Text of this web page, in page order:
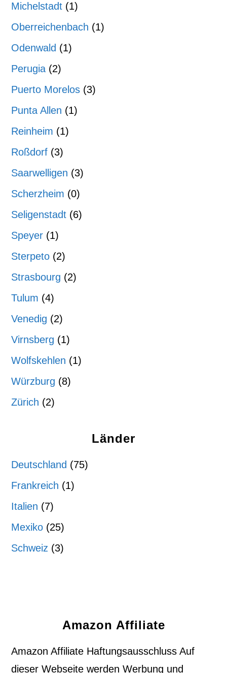
Michelstadt (1)
Oberreichenbach (1)
Odenwald (1)
Perugia (2)
Puerto Morelos (3)
Punta Allen (1)
Reinheim (1)
Roßdorf (3)
Saarwelligen (3)
Scherzheim (0)
Seligenstadt (6)
Speyer (1)
Sterpeto (2)
Strasbourg (2)
Tulum (4)
Venedig (2)
Virnsberg (1)
Wolfskehlen (1)
Würzburg (8)
Zürich (2)
Länder
Deutschland (75)
Frankreich (1)
Italien (7)
Mexiko (25)
Schweiz (3)
Amazon Affiliate
Amazon Affiliate Haftungsausschluss Auf
dieser Webseite werden Werbung und